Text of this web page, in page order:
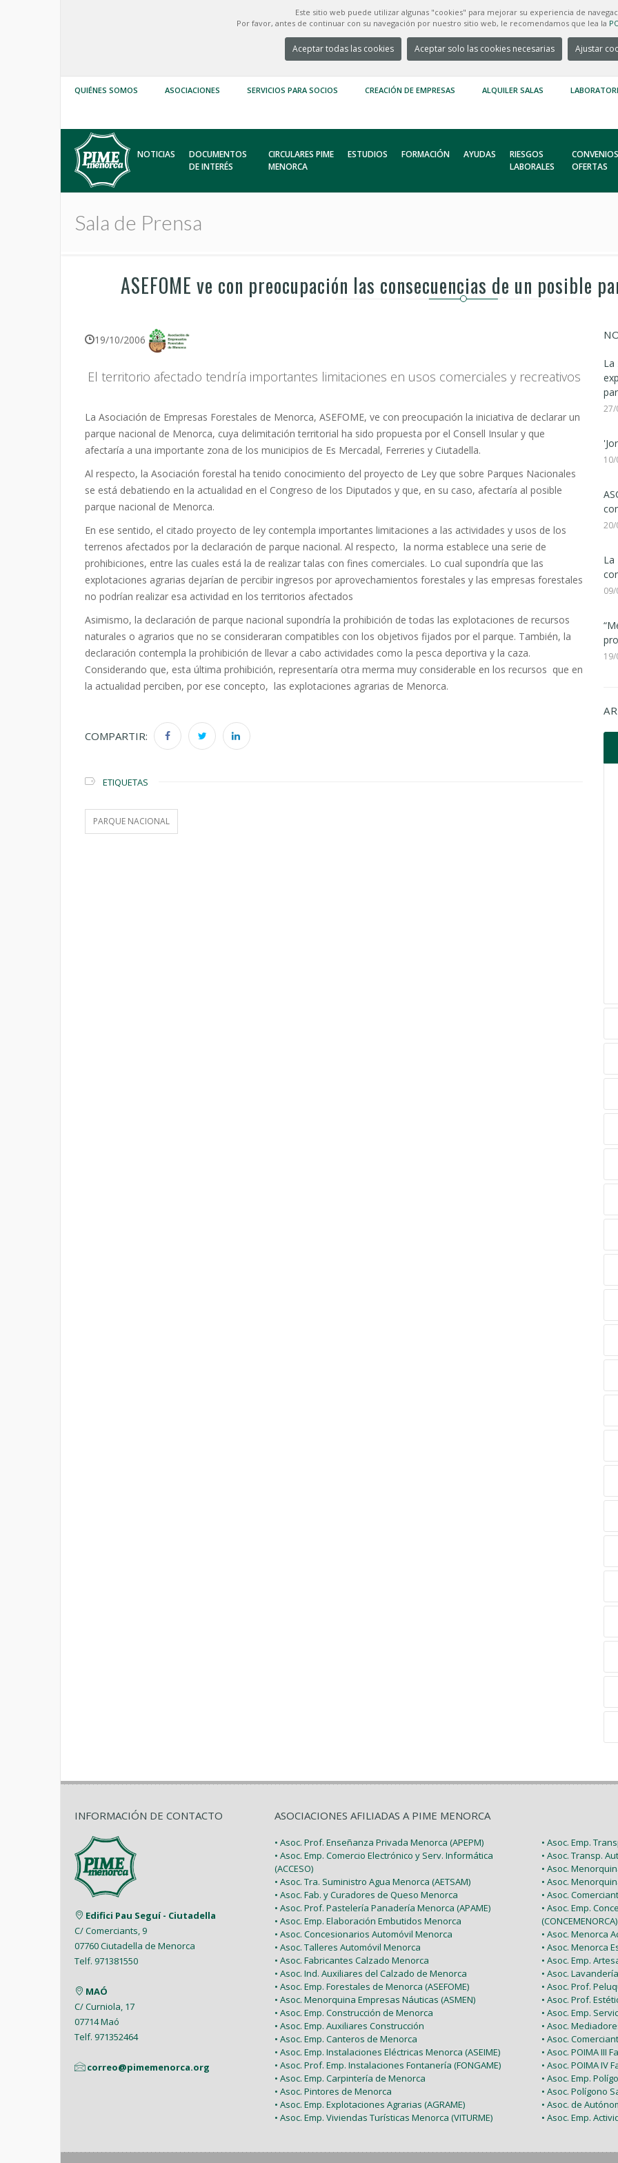
Este sitio web puede utilizar algunas "cookies" para mejorar su experiencia de
Por favor, antes de continuar con su navegación por nuestro sitio web, le recomendamos que lea la
Aceptar todas las cookies Aceptar solo las cookies necesarias Ajustar
QUIÉNES SOMOS ASOCIACIONES SERVICIOS PARA SOCIOS CREACIÓN DE EMPRESAS ALQUILER SALAS
NOTICIAS
DOCUMENTOS
DE INTERÉS
CIRCULARES PIME
MENORCA
ESTUDIOS FORMACIÓN AYUDAS
RIESGOS
LABORALES
OFERTAS
Sala de Prensa
ASEFOME ve con preocupación las consecuencias de un posible
19/10/2006
El territorio afectado tendría importantes limitaciones en usos comerciales y recreativos
La Asociación de Empresas Forestales de Menorca, ASEFOME, ve con preocupación la iniciativa de declarar un
parque nacional de Menorca, cuya delimitación territorial ha sido propuesta por el Consell Insular y que
afectaría a una importante zona de los municipios de Es Mercadal, Ferreries y Ciutadella.
Al respecto, la Asociación forestal ha tenido conocimiento del proyecto de Ley que sobre Parques Nacionales
se está debatiendo en la actualidad en el Congreso de los Diputados y que, en su caso, afectaría al posible
parque nacional de Menorca.
En ese sentido, el citado proyecto de ley contempla importantes limitaciones a las actividades y usos de los
terrenos afectados por la declaración de parque nacional. Al respecto, la norma establece una serie de
prohibiciones, entre las cuales está la de realizar talas con fines comerciales. Lo cual supondría que las
explotaciones agrarias dejarían de percibir ingresos por aprovechamientos forestales y las empresas forestales
no podrían realizar esa actividad en los territorios afectados
Asimismo, la declaración de parque nacional supondría la prohibición de todas las explotaciones de recursos
naturales o agrarios que no se consideraran compatibles con los objetivos fijados por el parque. También, la
declaración contempla la prohibición de llevar a cabo actividades como la pesca deportiva y la caza.
Considerando que, esta última prohibición, representaría otra merma muy considerable en los recursos que en
la actualidad perciben, por ese concepto, las explotaciones agrarias de Menorca.
COMPARTIR:
ETIQUETAS
PARQUE NACIONAL
La
27/
20/
La
INFORMACIÓN DE CONTACTO
Edifici Pau Seguí - Ciutadella
C/ Comerciants, 9
07760 Ciutadella de Menorca
Telf. 971381550
MAÓ
C/ Curniola, 17
07714 Maó
Telf. 971352464
correo@pimemenorca.org
ASOCIACIONES AFILIADAS A PIME MENORCA
• Asoc. Prof. Enseñanza Privada Menorca (APEPM)
• Asoc. Emp. Comercio Electrónico y Serv. Informática
(ACCESO)
• Asoc. Tra. Suministro Agua Menorca (AETSAM)
• Asoc. Fab. y Curadores de Queso Menorca
• Asoc. Prof. Pastelería Panadería Menorca (APAME)
• Asoc. Emp. Elaboración Embutidos Menorca
• Asoc. Concesionarios Automóvil Menorca
• Asoc. Talleres Automóvil Menorca
• Asoc. Fabricantes Calzado Menorca
• Asoc. Ind. Auxiliares del Calzado de Menorca
• Asoc. Emp. Forestales de Menorca (ASEFOME)
• Asoc. Menorquina Empresas Náuticas (ASMEN)
• Asoc. Emp. Construcción de Menorca
• Asoc. Emp. Auxiliares Construcción
• Asoc. Emp. Canteros de Menorca
• Asoc. Emp. Instalaciones Eléctricas Menorca (ASEIME)
• Asoc. Prof. Emp. Instalaciones Fontanería (FONGAME)
• Asoc. Emp. Carpintería de Menorca
• Asoc. Pintores de Menorca
• Asoc. Emp. Explotaciones Agrarias (AGRAME)
• Asoc. Emp. Viviendas Turísticas Menorca (VITURME)
• Asoc. Emp.
• Asoc. Transp.
• Asoc.
• Asoc.
• Asoc.
• Asoc. Emp.
(CONCEMENORCA)
• Asoc. Menorca
• Asoc. Menorca
• Asoc. Emp.
• Asoc.
• Asoc. Prof.
• Asoc. Prof.
• Asoc. Emp.
• Asoc.
• Asoc.
• Asoc. POIMA III
• Asoc. POIMA IV
• Asoc. Emp.
• Asoc. Polígono
• Asoc. de
• Asoc. Emp.